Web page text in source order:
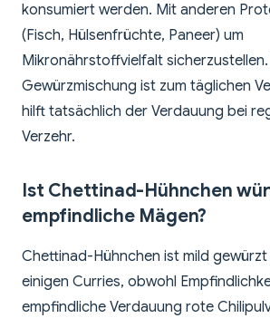
konsumiert werden. Mit anderen
(Fisch, Hülsenfrüchte, Paneer) um
Mikronährstoffvielfalt
Gewürzmischung ist zum täglichen
hilft tatsächlich der Verdauung bei
Verzehr.
Ist Chettinad-Hühnchen
empfindliche Mägen?
Chettinad-Hühnchen ist mild gewürzt
einigen Curries, obwohl
empfindliche Verdauung rote